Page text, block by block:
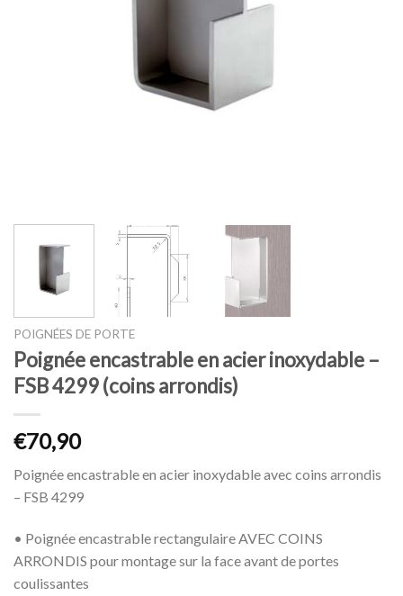
POIGNÉES DE PORTE
Poignée encastrable en acier inoxydable –
FSB 4299 (coins arrondis)
€70,90
Poignée encastrable en acier inoxydable avec coins arrondis
– FSB 4299
• Poignée encastrable rectangulaire AVEC COINS
ARRONDIS pour montage sur la face avant de portes
coulissantes